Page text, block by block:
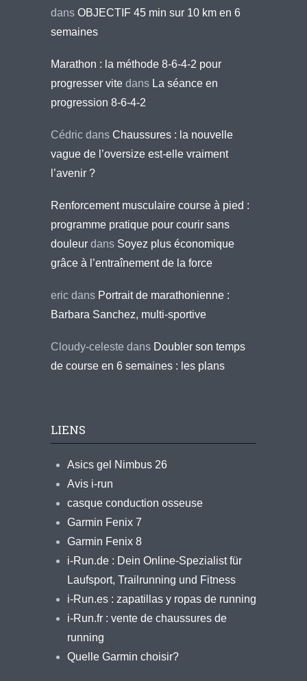
dans OBJECTIF 45 min sur 10 km en 6
semaines
Marathon : la méthode 8-6-4-2 pour
progresser vite dans La séance en
progression 8-6-4-2
Cédric dans Chaussures : la nouvelle
vague de l’oversize est-elle vraiment
l’avenir ?
Renforcement musculaire course à pied :
programme pratique pour courir sans
douleur dans Soyez plus économique
grâce à l’entraînement de la force
eric dans Portrait de marathonienne :
Barbara Sanchez, multi-sportive
Cloudy-celeste dans Doubler son temps
de course en 6 semaines : les plans
LIENS
Asics gel Nimbus 26
Avis i-run
casque conduction osseuse
Garmin Fenix 7
Garmin Fenix 8
i-Run.de : Dein Online-Spezialist für
Laufsport, Trailrunning und Fitness
i-Run.es : zapatillas y ropas de running
i-Run.fr : vente de chaussures de
running
Quelle Garmin choisir?